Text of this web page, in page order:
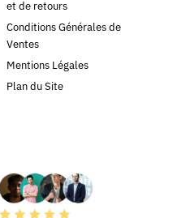
et de retours
Conditions Générales de
Ventes
Mentions Légales
Plan du Site